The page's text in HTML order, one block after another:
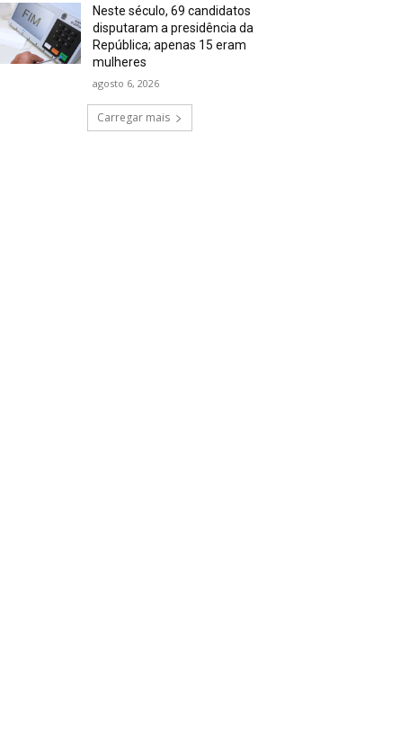
Neste século, 69 candidatos
disputaram a presidência da
República; apenas 15 eram
mulheres
agosto 6, 2026
Carregar mais